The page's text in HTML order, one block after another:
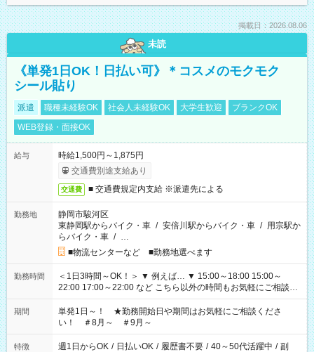
掲載日：2026.08.06
未読
《単発1日OK！日払い可》＊コスメのモクモク
シール貼り
派遣 職種未経験OK 社会人未経験OK 大学生歓迎
ブランクOK
WEB登録・面接OK
給与
時給1,500円～1,875円
交通費別途支給あり
交通費 ■ 交通費規定内支給 ※派遣先による
勤務地
静岡市駿河区
東静岡駅からバイク・車 / 安倍川駅からバイク・車 / 用宗駅か
らバイク・車 / …
■物流センターなど ■勤務地選べます
勤務時間
＜1日3時間～OK！＞ ▼ 例えば… ▼ 15:00～18:00 15:00～
22:00 17:00～22:00 など こちら以外の時間もお気軽にご相談く
ださい！
期間
単発1日～！ ★勤務開始日や期間はお気軽にご相談くださ
い！ ＃8月～ ＃9月～
特徴 週1日からOK / 日払いOK / 履歴書不要 / 40～50代活躍中 / 副